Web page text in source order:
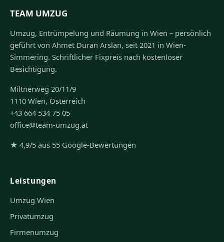
TEAM UMZUG
Umzug, Entrümpelung und Räumung in Wien – persönlich
geführt von Ahmet Duran Arslan, seit 2021 in Wien-
Simmering. Schriftlicher Fixpreis nach kostenloser
Besichtigung.
Miltnerweg 20/11/9
1110 Wien, Österreich
+43 664 534 75 05
office@team-umzug.at
★ 4,9/5 aus 55 Google-Bewertungen
Leistungen
Umzug Wien
Privatumzug
Firmenumzug